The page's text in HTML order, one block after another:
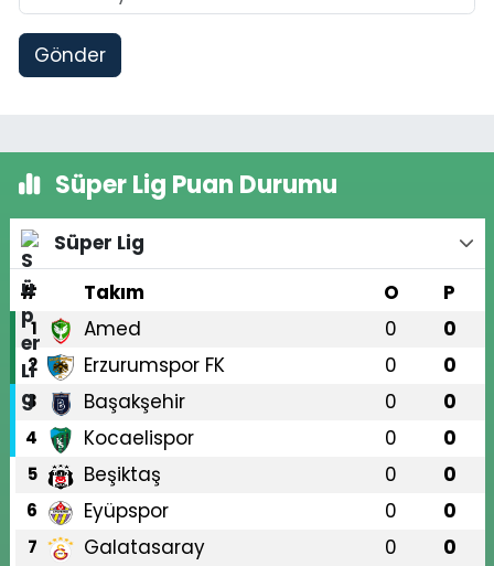
Gönder
Süper Lig Puan Durumu
Süper Lig
#
Takım O P
1 Amed 0 0
2 Erzurumspor FK 0 0
3 Başakşehir 0 0
4 Kocaelispor 0 0
5 Beşiktaş 0 0
6 Eyüpspor 0 0
7 Galatasaray 0 0